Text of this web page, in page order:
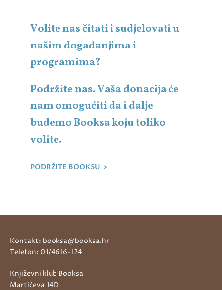
Volite nas čitati i sudjelovati u
našim događanjima i
programima?
Podržite nas. Vaša donacija će
nam omogućiti da i dalje
budemo Booksa koju toliko
volite.
PODRŽITE BOOKSU >
Kontakt: booksa@booksa.hr
Telefon: 01/4616-124
Književni klub Booksa
Martićeva 14D